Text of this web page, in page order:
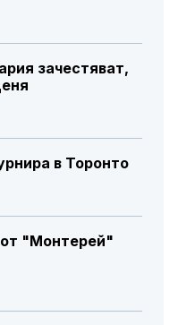
зачестяват,
в Торонто
"Монтерей"